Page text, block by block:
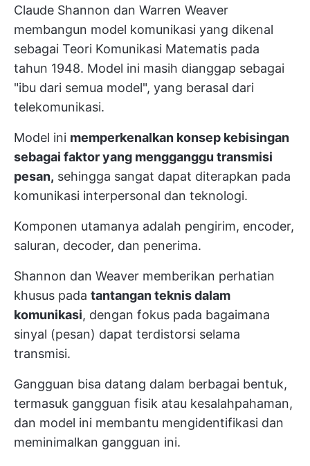
Claude Shannon dan Warren Weaver
membangun model komunikasi yang dikenal
sebagai Teori Komunikasi Matematis pada
tahun 1948. Model ini masih dianggap sebagai
"ibu dari semua model", yang berasal dari
telekomunikasi.
Model ini memperkenalkan konsep kebisingan
sebagai faktor yang mengganggu transmisi
pesan, sehingga sangat dapat diterapkan pada
komunikasi interpersonal dan teknologi.
Komponen utamanya adalah pengirim, encoder,
saluran, decoder, dan penerima.
Shannon dan Weaver memberikan perhatian
khusus pada tantangan teknis dalam
komunikasi, dengan fokus pada bagaimana
sinyal (pesan) dapat terdistorsi selama
transmisi.
Gangguan bisa datang dalam berbagai bentuk,
termasuk gangguan fisik atau kesalahpahaman,
dan model ini membantu mengidentifikasi dan
meminimalkan gangguan ini.